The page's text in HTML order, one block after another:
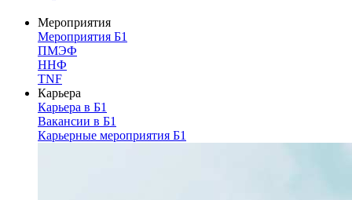
Мероприятия
Мероприятия Б1
ПМЭФ
ННФ
TNF
Карьера
Карьера в Б1
Вакансии в Б1
Карьерные мероприятия Б1